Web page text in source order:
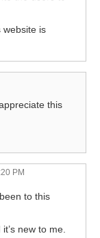
website is
this
PM
to this
new to me.